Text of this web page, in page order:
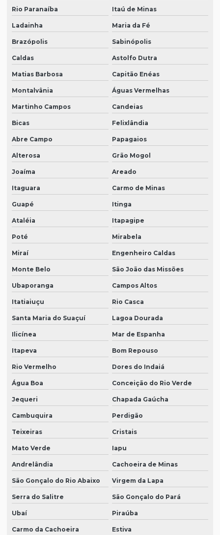
Rio Paranaíba Itaú de Minas
Ladainha Maria da Fé
Brazópolis Sabinópolis
Caldas Astolfo Dutra
Matias Barbosa Capitão Enéas
Montalvânia Águas Vermelhas
Martinho Campos Candeias
Bicas Felixlândia
Abre Campo Papagaios
Alterosa Grão Mogol
Joaíma Areado
Itaguara Carmo de Minas
Guapé Itinga
Ataléia Itapagipe
Poté Mirabela
Miraí Engenheiro Caldas
Monte Belo São João das Missões
Ubaporanga Campos Altos
Itatiaiuçu Rio Casca
Santa Maria do Suaçuí Lagoa Dourada
Ilicínea Mar de Espanha
Itapeva Bom Repouso
Rio Vermelho Dores do Indaiá
Água Boa Conceição do Rio Verde
Jequeri Chapada Gaúcha
Cambuquira Perdigão
Teixeiras Cristais
Mato Verde Iapu
Andrelândia Cachoeira de Minas
São Gonçalo do Rio Abaixo Virgem da Lapa
Serra do Salitre São Gonçalo do Pará
Ubaí Piraúba
Carmo da Cachoeira Estiva